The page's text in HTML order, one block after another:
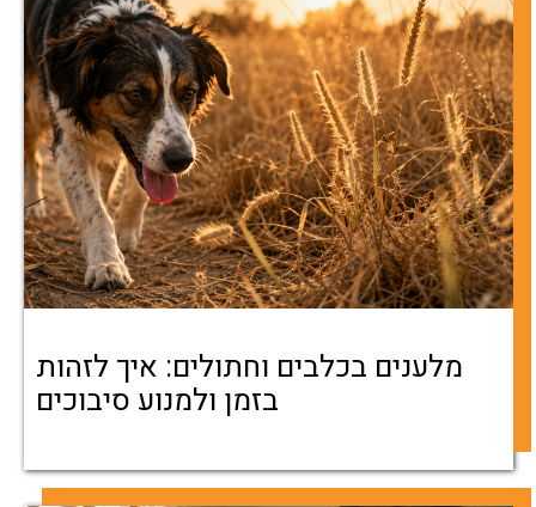
מלענים בכלבים וחתולים: איך לזהות
בזמן ולמנוע סיבוכים